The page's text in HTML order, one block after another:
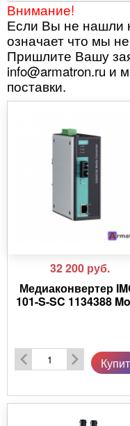
Внимание!
Если Вы не нашли
означает что мы
Пришлите Вашу
info@armatron.ru и
поставки.
32 200 руб.
Медиаконвертер
101-S-SC 1134388